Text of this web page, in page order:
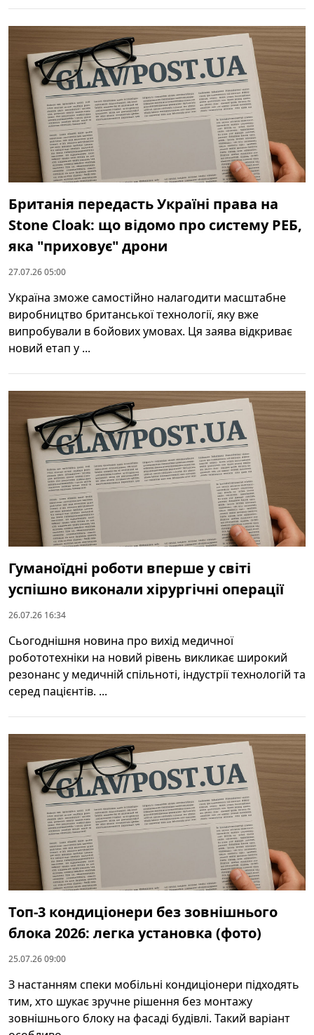
Британія передасть Україні права на
Stone Cloak: що відомо про систему РЕБ,
яка "приховує" дрони
27.07.26 05:00
Україна зможе самостійно налагодити масштабне
виробництво британської технології, яку вже
випробували в бойових умовах. Ця заява відкриває
новий етап у ...
Гуманоїдні роботи вперше у світі
успішно виконали хірургічні операції
26.07.26 16:34
Сьогоднішня новина про вихід медичної
робототехніки на новий рівень викликає широкий
резонанс у медичній спільноті, індустрії технологій та
серед пацієнтів. ...
Топ-3 кондиціонери без зовнішнього
блока 2026: легка установка (фото)
25.07.26 09:00
З настанням спеки мобільні кондиціонери підходять
тим, хто шукає зручне рішення без монтажу
зовнішнього блоку на фасаді будівлі. Такий варіант